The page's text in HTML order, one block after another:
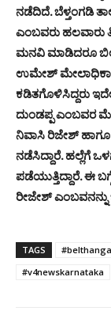
ನಡೆದಿದೆ. ಬೆಳ್ತಂಗಡಿ
ಎಂಬವರು ಹಲವಾರು
ಮನವಿ ಮಾಡಿದರೂ ಬಿಲ್
ಉಮೇಶ್
ಕಡಿತಗೊಳಿಸಿದ್ದರು
ದುಂಡಪ್ಪ ಎಂಬವರ
ನಿವಾಸಿ ರಿಜೇಶ್
ನಡೆಸಿದ್ದಾರೆ. ಹಲ್ಲೆಗೆ
ಪಡೆಯುತ್ತಿದ್ದಾರೆ. ಈ
ರೀಜೇಶ್
TAGS
#v4newskarnataka